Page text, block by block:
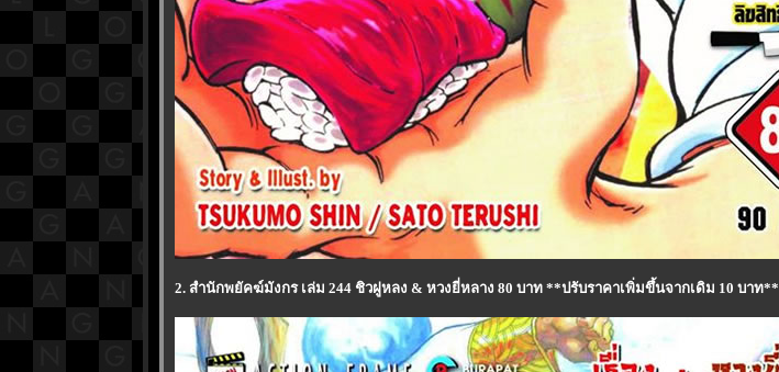
2. สำนักพยัคฆ์มังกร เล่ม 244 ชิวฝูหลง & หวงยี่หลาง 80 บาท **ปรับราคาเพิ่มขึ้นจากเดิม 10 บาท**